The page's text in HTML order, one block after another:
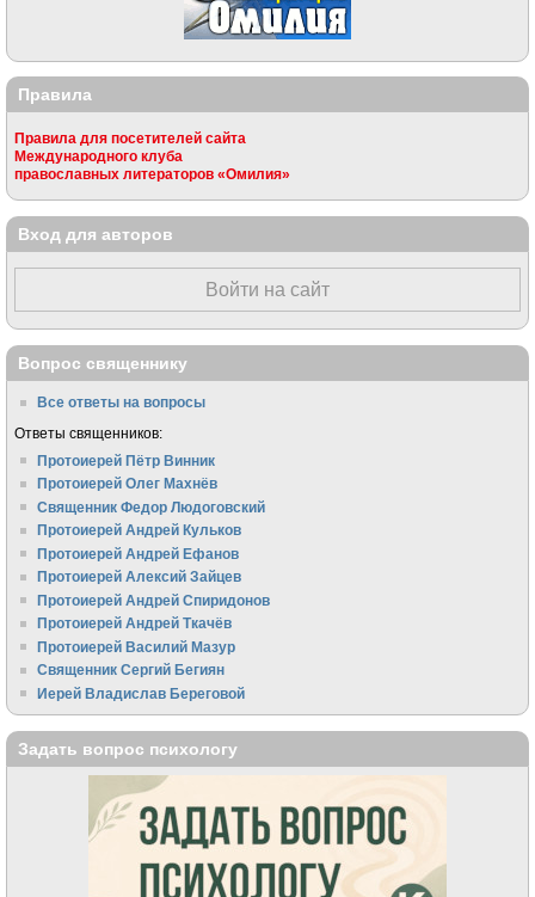
Правила
Правила для посетителей сайта
Международного клуба
православных литераторов «Омилия»
Вход для авторов
Войти на сайт
Вопрос священнику
Все ответы на вопросы
Ответы священников:
Протоиерей Пётр Винник
Протоиерей Олег Махнёв
Священник Федор Людоговский
Протоиерей Андрей Кульков
Протоиерей Андрей Ефанов
Протоиерей Алексий Зайцев
Протоиерей Андрей Спиридонов
Протоиерей Андрей Ткачёв
Протоиерей Василий Мазур
Священник Сергий Бегиян
Иерей Владислав Береговой
Задать вопрос психологу